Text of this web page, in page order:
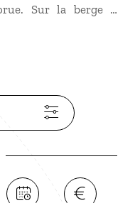
Sur la berge se
d’entrepôts et
Un audioguide
plus sur l’histoire du